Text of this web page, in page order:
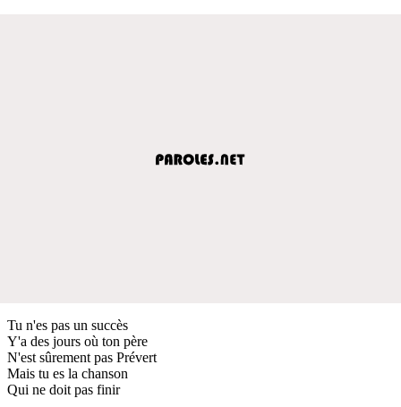
Tu n'es pas un succès
Y'a des jours où ton père
N'est sûrement pas Prévert
Mais tu es la chanson
Qui ne doit pas finir